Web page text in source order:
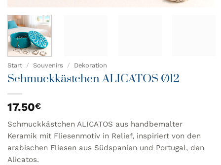
Start / Souvenirs / Dekoration
Schmuckkästchen ALICATOS Ø12
17.50€
Schmuckkästchen ALICATOS aus handbemalter
Keramik mit Fliesenmotiv in Relief, inspiriert von den
arabischen Fliesen aus Südspanien und Portugal, den
Alicatos.